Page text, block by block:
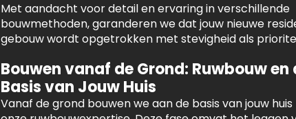
Met aandacht voor detail en ervaring in verschillende
bouwmethoden, garanderen we dat jouw nieuwe
gebouw wordt opgetrokken met stevigheid als
Bouwen vanaf de Grond: Ruwbouw en
Basis van Jouw Huis
Vanaf de grond bouwen we aan de basis van jouw